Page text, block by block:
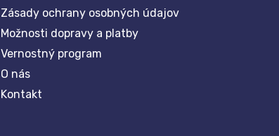
Zásady ochrany osobných údajov
Možnosti dopravy a platby
Vernostný program
O nás
Kontakt